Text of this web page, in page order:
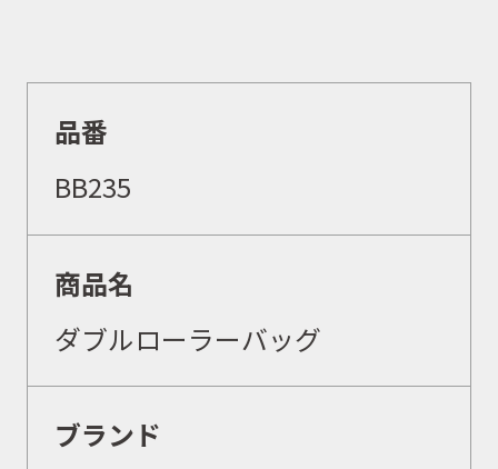
品番
BB235
商品名
ダブルローラーバッグ
ブランド